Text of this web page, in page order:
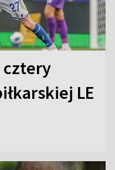
cztery
LE